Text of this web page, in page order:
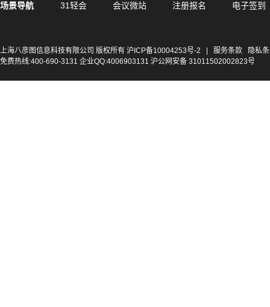
场景导航 31轻会 会议微站 注册报名 电子签到
上海八彦图信息科技有限公司 版权所有 沪ICP备10004253号-2 服务条款
隐私
免费热线:400-690-3131 企业QQ:4006903131 沪公网安备 31011502002823号